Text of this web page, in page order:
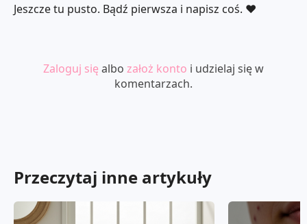
Jeszcze tu pusto. Bądź pierwsza i napisz coś. ❤️
Zaloguj się albo założ konto i udzielaj się w
komentarzach.
Przeczytaj inne artykuły